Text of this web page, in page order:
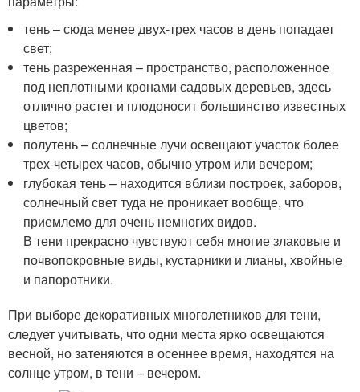
тень – сюда менее двух-трех часов в день попадает
свет;
тень разреженная – пространство, расположенное
под неплотными кронами садовых деревьев, здесь
отлично растет и плодоносит большинство известных
цветов;
полутень – солнечные лучи освещают участок более
трех-четырех часов, обычно утром или вечером;
глубокая тень – находится вблизи построек, заборов,
солнечный свет туда не проникает вообще, что
приемлемо для очень немногих видов.
В тени прекрасно чувствуют себя многие злаковые и
почвопокровные виды, кустарники и лианы, хвойные
и папоротники.
При выборе декоративных многолетников для тени,
следует учитывать, что одни места ярко освещаются
весной, но затеняются в осеннее время, находятся на
солнце утром, в тени – вечером.